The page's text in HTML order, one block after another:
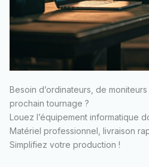
Besoin d’ordinateurs, de
prochain tournage ?
Louez l’équipement informatique
Matériel professionnel, livraison
Simplifiez votre production !